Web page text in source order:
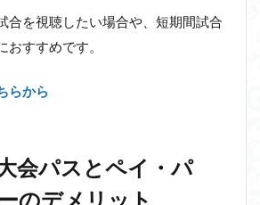
合を視聴したい場合や、短期間試合
おすすめです。
らから
会パスとペイ・パ
のデメリット